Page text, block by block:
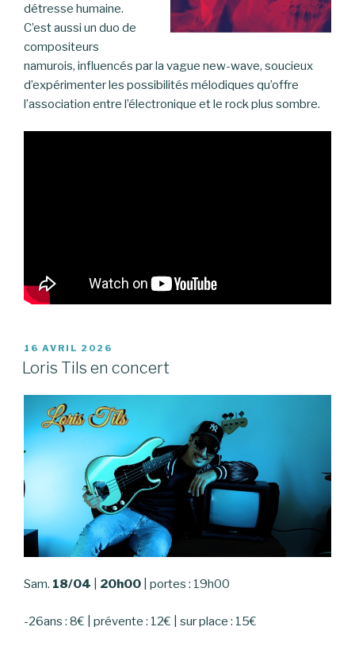
détresse humaine.
C’est aussi un duo de
compositeurs
namurois, influencés par la vague new-wave, soucieux
d’expérimenter les possibilités mélodiques qu’offre
l’association entre l’électronique et le rock plus sombre.
PUBLIÉ
LE
16 AVRIL 2026
Loris Tils en concert
Sam. 18/04 20h00 | portes : 19h00
-26ans : 8€ | prévente : 12€ | sur place : 15€